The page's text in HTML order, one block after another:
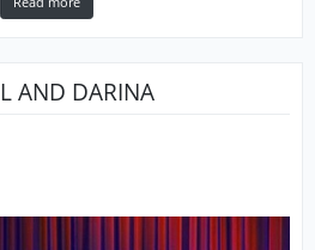
AND DARINA